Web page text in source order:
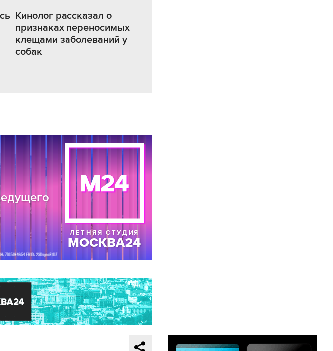
Кинолог рассказал о
признаках переносимых
клещами заболеваний у
собак